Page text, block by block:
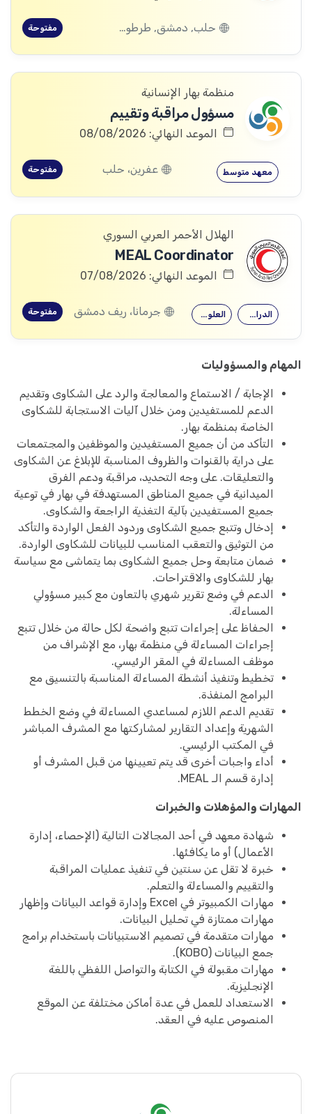
حلب, دمشق, طرطوس, ريف دمشق, ديرالزور, درعا, السويداء, إدلب, القنيطرة, اللاذقية, الرقة, حمص, الحسكة, حماة مفتوحة
منظمة بهار الإنسانية
مسؤول مراقبة وتقييم
الموعد النهائي: 08/08/2026
معهد متوسط عفرين، حلب مفتوحة
الهلال الأحمر العربي السوري
MEAL Coordinator
الموعد النهائي: 07/08/2026
العلوم الاجتماعية الدراسات التنموية جرمانا، ريف دمشق مفتوحة
المهام والمسؤوليات
الإجابة / الاستماع والمعالجة والرد على الشكاوى وتقديم
الدعم للمستفيدين ومن خلال آليات الاستجابة للشكاوى
الخاصة بمنظمة بهار.
التأكد من أن جميع المستفيدين والموظفين والمجتمعات
على دراية بالقنوات والظروف المناسبة للإبلاغ عن الشكاوى
والتعليقات. على وجه التحديد، مراقبة ودعم الفرق
الميدانية في جميع المناطق المستهدفة في بهار في توعية
جميع المستفيدين بآلية التغذية الراجعة والشكاوى.
إدخال وتتبع جميع الشكاوى وردود الفعل الواردة والتأكد
من التوثيق والتعقب المناسب للبيانات للشكاوى الواردة.
ضمان متابعة وحل جميع الشكاوى بما يتماشى مع سياسة
بهار للشكاوى والاقتراحات.
الدعم في وضع تقرير شهري بالتعاون مع كبير مسؤولي
المساءلة.
الحفاظ على إجراءات تتبع واضحة لكل حالة من خلال تتبع
إجراءات المساءلة في منظمة بهار، مع الإشراف من
موظف المساءلة في المقر الرئيسي.
تخطيط وتنفيذ أنشطة المساءلة المناسبة بالتنسيق مع
البرامج المنفذة.
تقديم الدعم اللازم لمساعدي المساءلة في وضع الخطط
الشهرية وإعداد التقارير لمشاركتها مع المشرف المباشر
في المكتب الرئيسي.
أداء واجبات أخرى قد يتم تعيينها من قبل المشرف أو
إدارة قسم الـ MEAL.
المهارات والمؤهلات والخبرات
شهادة معهد في أحد المجالات التالية (الإحصاء، إدارة
الأعمال) أو ما يكافئها.
خبرة لا تقل عن سنتين في تنفيذ عمليات المراقبة
والتقييم والمساءلة والتعلم.
مهارات الكمبيوتر في Excel وإدارة قواعد البيانات وإظهار
مهارات ممتازة في تحليل البيانات.
مهارات متقدمة في تصميم الاستبيانات باستخدام برامج
جمع البيانات (KOBO).
مهارات مقبولة في الكتابة والتواصل اللفظي باللغة
الإنجليزية.
الاستعداد للعمل في عدة أماكن مختلفة عن الموقع
المنصوص عليه في العقد.